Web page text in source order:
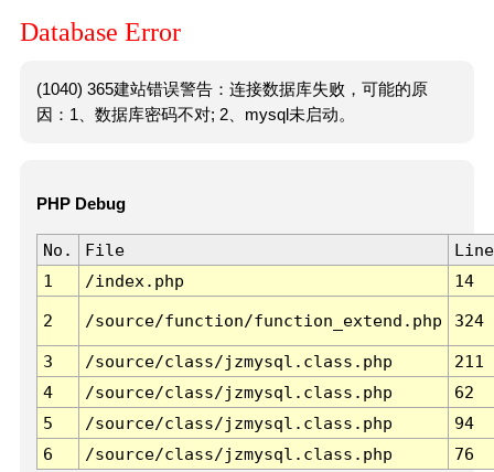
Database Error
(1040) 365建站错误警告：连接数据库失败，可能的原
因：1、数据库密码不对; 2、mysql未启动。
PHP Debug
No. File
Line
1
/index.php 14
2 /source/function/function_extend.php 324
3 /source/class/jzmysql.class.php
211
4
/source/class/jzmysql.class.php
62
5
/source/class/jzmysql.class.php
94
6
/source/class/jzmysql.class.php 76